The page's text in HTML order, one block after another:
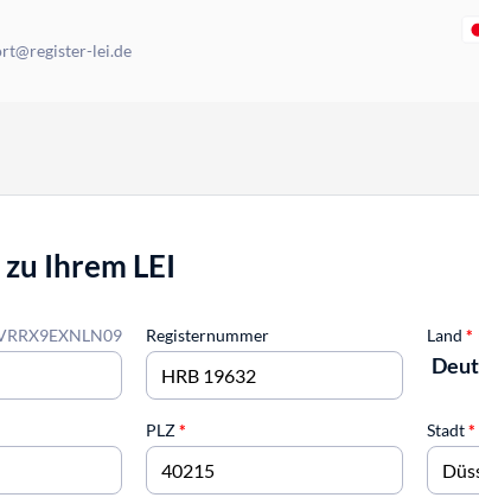
lei.de
Ihrem LEI
Registernummer Land *
PLZ* Stadt*